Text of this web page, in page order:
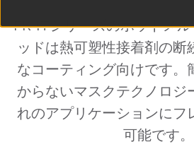
FK ITシリーズのホットメ
ッドは熱可塑性接着剤の断
なコーティング向けです。
からないマスクテクノロジ
れのアプリケーションにフ
可能です。